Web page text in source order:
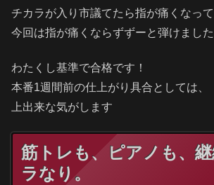
チカラが入り市議てたら指が痛くなって
今回は指が痛くならずずーと弾けました
わたくし基準で合格です！
本番1週間前の仕上がり具合としては、
上出来な気がします
筋トレも、ピアノも、
ラなり。